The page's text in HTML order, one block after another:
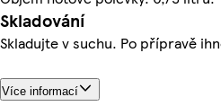
Skladování
Skladujte v suchu. Po přípravě
Více informací